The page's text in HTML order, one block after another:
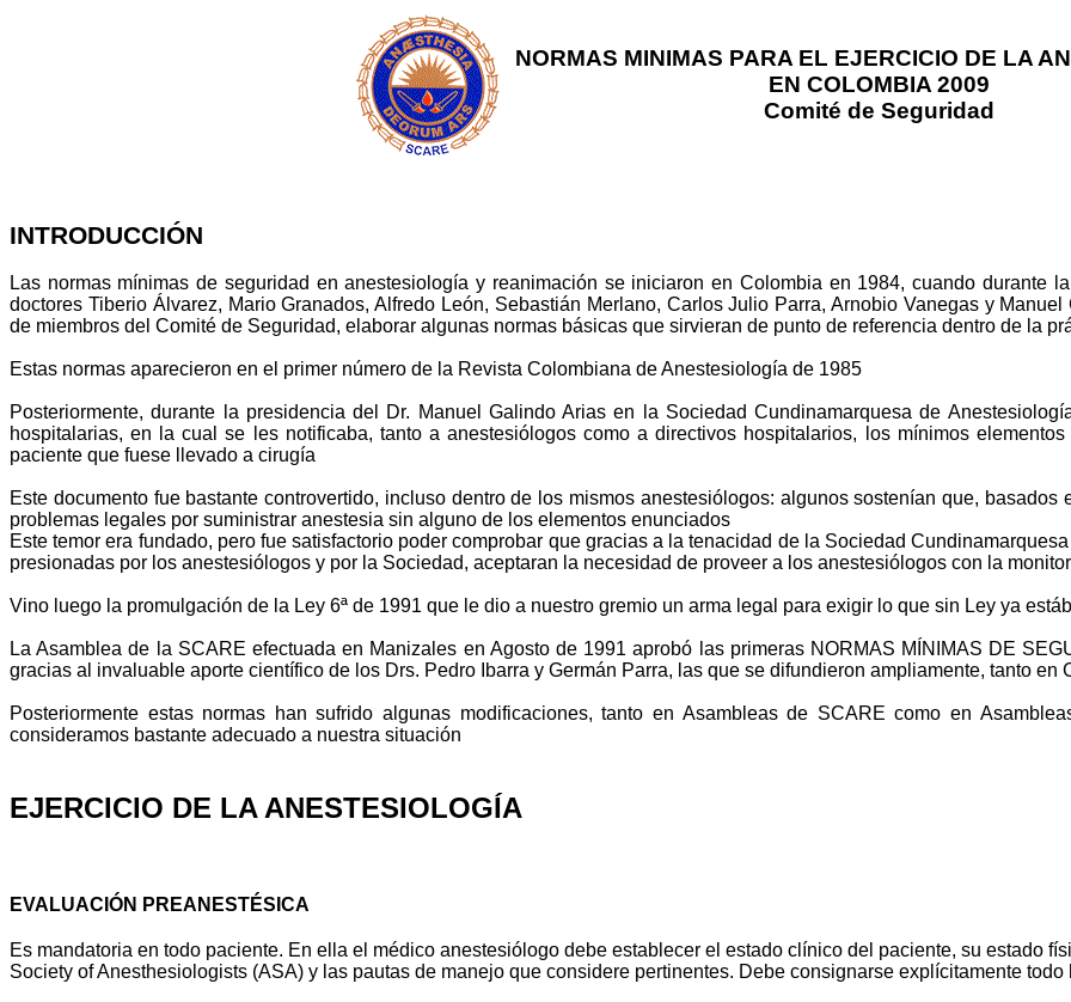
NORMAS MINIMAS PARA EL EJERCICIO DE LA
EN COLOMBIA 2009
Comité de Seguridad
INTRODUCCIÓN
Las normas mínimas de seguridad en anestesiología y reanimación se iniciaron en Colombia en 1984, cuando durante
doctores Tiberio Álvarez, Mario Granados, Alfredo León, Sebastián Merlano, Carlos Julio Parra, Arnobio Vanegas y
de miembros del Comité de Seguridad, elaborar algunas normas básicas que sirvieran de punto de referencia dentro de la
Estas normas aparecieron en el primer número de la Revista Colombiana de Anestesiología de 1985
Posteriormente, durante la presidencia del Dr. Manuel Galindo Arias en la Sociedad Cundinamarquesa de
hospitalarias, en la cual se les notificaba, tanto a anestesiólogos como a directivos hospitalarios, los mínimos
paciente que fuese llevado a cirugía
Este documento fue bastante controvertido, incluso dentro de los mismos anestesiólogos: algunos sostenían que,
problemas legales por suministrar anestesia sin alguno de los elementos enunciados
Este temor era fundado, pero fue satisfactorio poder comprobar que gracias a la tenacidad de la Sociedad
presionadas por los anestesiólogos y por la Sociedad, aceptaran la necesidad de proveer a los anestesiólogos con la
Vino luego la promulgación de la Ley 6ª de 1991 que le dio a nuestro gremio un arma legal para exigir lo que sin Ley ya
La Asamblea de la SCARE efectuada en Manizales en Agosto de 1991 aprobó las primeras NORMAS MÍNIMAS DE
gracias al invaluable aporte científico de los Drs. Pedro Ibarra y Germán Parra, las que se difundieron ampliamente, tanto en
Posteriormente estas normas han sufrido algunas modificaciones, tanto en Asambleas de SCARE como en
consideramos bastante adecuado a nuestra situación
EJERCICIO DE LA ANESTESIOLOGÍA
EVALUACIÓN PREANESTÉSICA
Es mandatoria en todo paciente. En ella el médico anestesiólogo debe establecer el estado clínico del paciente, su estado
Society of Anesthesiologists (ASA) y las pautas de manejo que considere pertinentes. Debe consignarse explícitamente